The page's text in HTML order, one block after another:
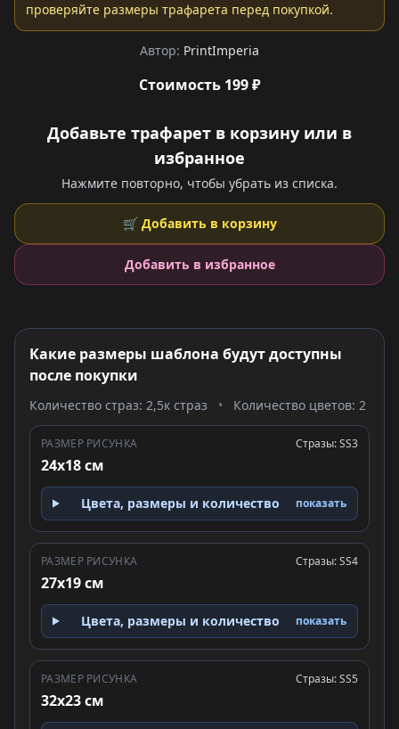
проверяйте размеры трафарета перед покупкой.
Автор: PrintImperia
Стоимость 199 ₽
Добавьте трафарет в корзину или в
избранное
Нажмите повторно, чтобы убрать из списка.
🛒 Добавить в корзину
Добавить в избранное
Какие размеры шаблона будут доступны
после покупки
Количество страз: 2,5к страз • Количество цветов: 2
РАЗМЕР РИСУНКА
24x18 см
Стразы: SS3
Цвета, размеры и количество показать
РАЗМЕР РИСУНКА
27x19 см
Стразы: SS4
Цвета, размеры и количество показать
РАЗМЕР РИСУНКА
32x23 см
Стразы: SS5